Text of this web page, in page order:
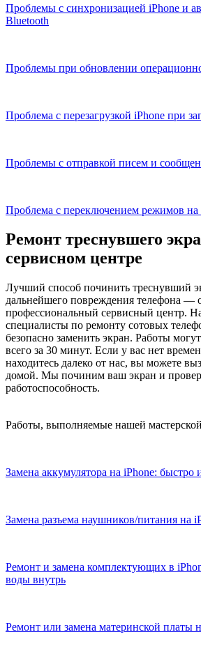
Проблемы с синхронизацией iPhone и
Bluetooth
Проблемы при обновлении
Проблема с перезагрузкой iPhone при
Проблемы с отправкой писем и
Проблема с переключением режимов на
Ремонт треснувшего
сервисном центре
Лучший способ починить треснувший
дальнейшего повреждения телефона —
профессиональный сервисный центр.
специалисты по ремонту сотовых
безопасно заменить экран. Работы
всего за 30 минут. Если у вас нет
находитесь далеко от нас, вы можете
домой. Мы починим ваш экран и
работоспособность.
Работы, выполняемые нашей мастерской
Замена аккумулятора на iPhone: быстро
Замена разъема наушников/питания на
Ремонт и замена комплектующих в
воды внутрь
Ремонт или замена материнской платы